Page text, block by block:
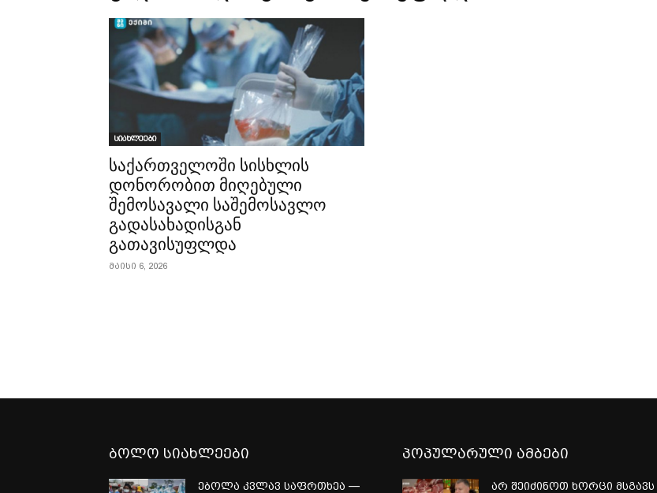
სიახლეები
საქართველოში სისხლის
დონორობით მიღებული
შემოსავალი საშემოსავლო
გადასახადისგან
გათავისუფლდა
მაისი 6, 2026
ბოლო სიახლეები
ებოლა კვლავ საფრთხეა —
პოპულარული ამბები
არ შეიძინოთ ხორცი მსგავს